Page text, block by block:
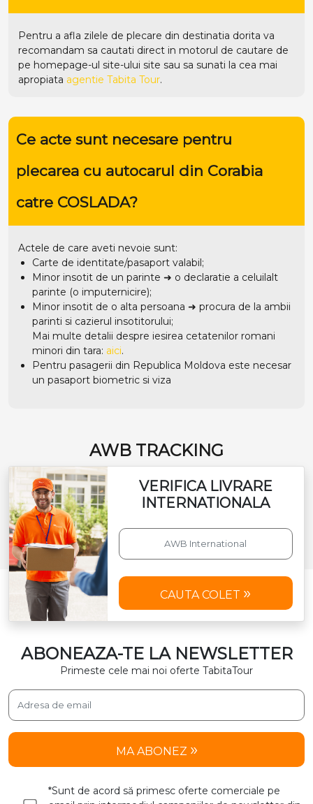
Pentru a afla zilele de plecare din destinatia dorita va
recomandam sa cautati direct in motorul de cautare de
pe homepage-ul site-ului site sau sa sunati la cea mai
apropiata agentie Tabita Tour.
Ce acte sunt necesare pentru
plecarea cu autocarul din Corabia
catre COSLADA?
Actele de care aveti nevoie sunt:
Carte de identitate/pasaport valabil;
Minor insotit de un parinte ➜ o declaratie a celuilalt
parinte (o imputernicire);
Minor insotit de o alta persoana ➜ procura de la ambii
parinti si cazierul insotitorului;
Mai multe detalii despre iesirea cetatenilor romani
minori din tara: aici.
Pentru pasagerii din Republica Moldova este necesar
un pasaport biometric si viza
AWB TRACKING
VERIFICA LIVRARE
INTERNATIONALA
CAUTA COLET
ABONEAZA-TE LA NEWSLETTER
Primeste cele mai noi oferte TabitaTour
MA ABONEZ
*Sunt de acord să primesc oferte comerciale pe